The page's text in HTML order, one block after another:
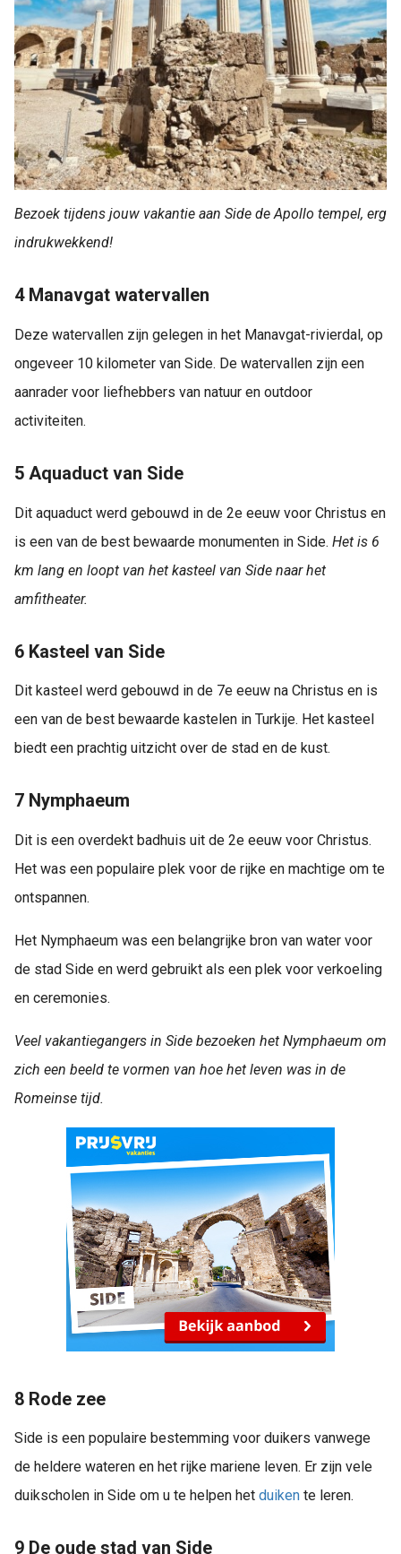
Bezoek tijdens jouw vakantie aan Side de Apollo tempel, erg
indrukwekkend!
4 Manavgat watervallen
Deze watervallen zijn gelegen in het Manavgat-rivierdal, op
ongeveer 10 kilometer van Side. De watervallen zijn een
aanrader voor liefhebbers van natuur en outdoor
activiteiten.
5 Aquaduct van Side
Dit aquaduct werd gebouwd in de 2e eeuw voor Christus en
is een van de best bewaarde monumenten in Side. Het is 6
km lang en loopt van het kasteel van Side naar het
amfitheater.
6 Kasteel van Side
Dit kasteel werd gebouwd in de 7e eeuw na Christus en is
een van de best bewaarde kastelen in Turkije. Het kasteel
biedt een prachtig uitzicht over de stad en de kust.
7 Nymphaeum
Dit is een overdekt badhuis uit de 2e eeuw voor Christus.
Het was een populaire plek voor de rijke en machtige om te
ontspannen.
Het Nymphaeum was een belangrijke bron van water voor
de stad Side en werd gebruikt als een plek voor verkoeling
en ceremonies.
Veel vakantiegangers in Side bezoeken het Nymphaeum om
zich een beeld te vormen van hoe het leven was in de
Romeinse tijd.
8 Rode zee
Side is een populaire bestemming voor duikers vanwege
de heldere wateren en het rijke mariene leven. Er zijn vele
duikscholen in Side om u te helpen het duiken te leren.
9 De oude stad van Side